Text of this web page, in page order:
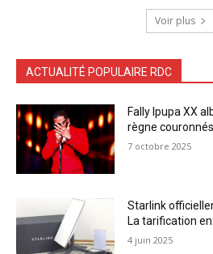
Voir plus
ACTUALITÉ POPULAIRE RDC
Fally Ipupa XX
règne
7 octobre 2025
Starlink
La tarification
4 juin 2025